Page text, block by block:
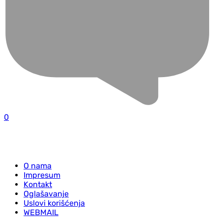
0
O nama
Impresum
Kontakt
Oglašavanje
Uslovi korišćenja
WEBMAIL